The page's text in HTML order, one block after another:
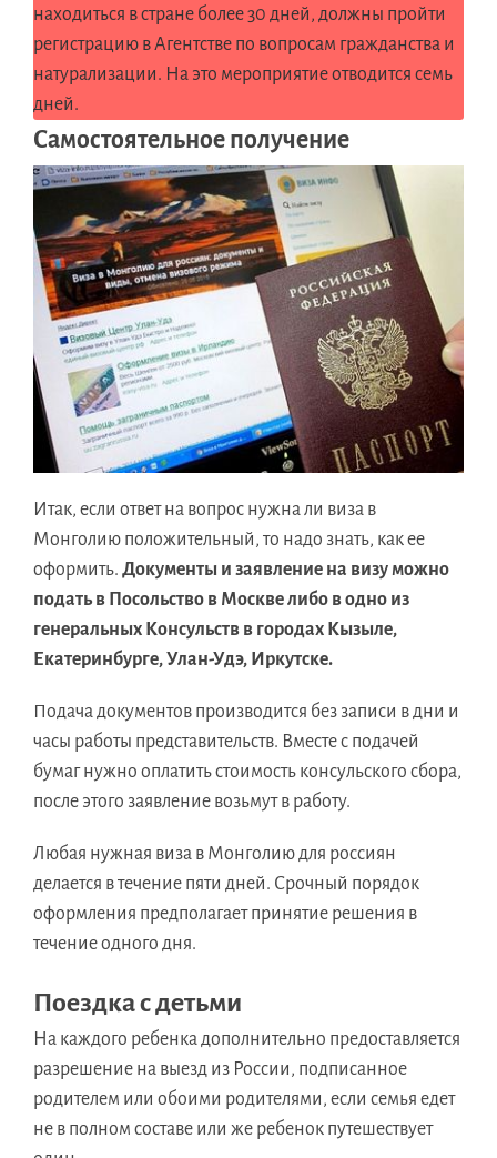
находиться в стране более 30 дней, должны пройти
регистрацию в Агентстве по вопросам гражданства и
натурализации. На это мероприятие отводится семь
дней.
Самостоятельное получение
Итак, если ответ на вопрос нужна ли виза в
Монголию положительный, то надо знать, как ее
оформить. Документы и заявление на визу можно
подать в Посольство в Москве либо в одно из
генеральных Консульств в городах Кызыле,
Екатеринбурге, Улан-Удэ, Иркутске.
Подача документов производится без записи в дни и
часы работы представительств. Вместе с подачей
бумаг нужно оплатить стоимость консульского сбора,
после этого заявление возьмут в работу.
Любая нужная виза в Монголию для россиян
делается в течение пяти дней. Срочный порядок
оформления предполагает принятие решения в
течение одного дня.
Поездка с детьми
На каждого ребенка дополнительно предоставляется
разрешение на выезд из России, подписанное
родителем или обоими родителями, если семья едет
не в полном составе или же ребенок путешествует